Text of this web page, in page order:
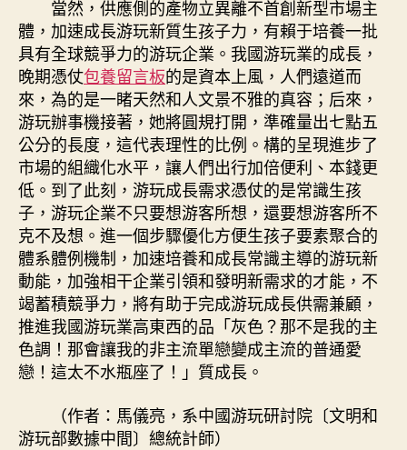
當然，供應側的產物立異離不首創新型市場主
體，加速成長游玩新質生孩子力，有賴于培養一批
具有全球競爭力的游玩企業。我國游玩業的成長，
晚期憑仗包養留言板的是資本上風，人們遠道而
來，為的是一睹天然和人文景不雅的真容；后來，
游玩辦事機接著，她將圓規打開，準確量出七點五
公分的長度，這代表理性的比例。構的呈現進步了
市場的組織化水平，讓人們出行加倍便利、本錢更
低。到了此刻，游玩成長需求憑仗的是常識生孩
子，游玩企業不只要想游客所想，還要想游客所不
克不及想。進一個步驟優化方便生孩子要素聚合的
體系體例機制，加速培養和成長常識主導的游玩新
動能，加強相干企業引領和發明新需求的才能，不
竭蓄積競爭力，將有助于完成游玩成長供需兼顧，
推進我國游玩業高東西的品「灰色？那不是我的主
色調！那會讓我的非主流單戀變成主流的普通愛
戀！這太不水瓶座了！」質成長。
（作者：馬儀亮，系中國游玩研討院〔文明和
游玩部數據中間〕總統計師）